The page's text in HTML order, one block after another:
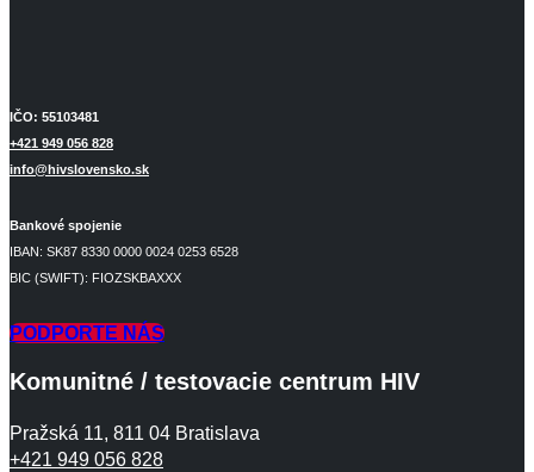
IČO: 55103481
+421 949 056 828
info@hivslovensko.sk
Bankové spojenie
IBAN: SK87 8330 0000 0024 0253 6528
BIC (SWIFT): FIOZSKBAXXX
PODPORTE NÁS
Komunitné / testovacie centrum HIV
Pražská 11, 811 04 Bratislava
+421 949 056 828